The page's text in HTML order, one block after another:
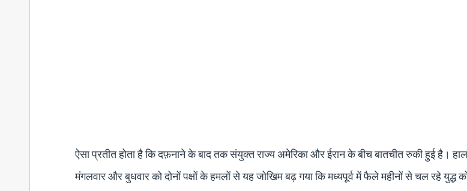
ऐसा प्रतीत होता है कि दफ़नाने के बाद तक संयुक्त राज्य अमेरिका और ईरान के बीच बातचीत रुकी हुई है।
मंगलवार और बुधवार को दोनों पक्षों के हमलों से यह जोखिम बढ़ गया कि मध्यपूर्व में फैले महीनों से चल रहे युद्ध